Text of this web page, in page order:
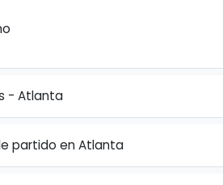
- Atlanta
partido en Atlanta